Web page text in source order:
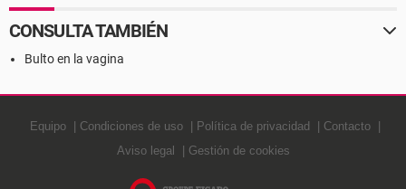
CONSULTA TAMBIÉN
Bulto en la vagina
Equipo Condiciones de uso Política de privacidad
Contacto
Aviso legal
Gestión de cookies